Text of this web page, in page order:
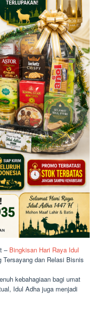
– Bingkisan Hari Raya Idul
Tersayang dan Relasi Bisnis
kebahagiaan bagi umat
Idul Adha juga menjadi